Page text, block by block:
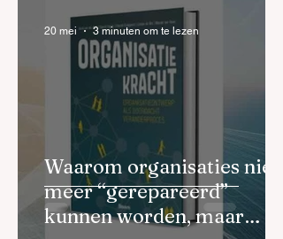
Waarom organisaties niet
meer “gerepareerd”
kunnen worden, maar
20 mei 3 minuten om te lezen